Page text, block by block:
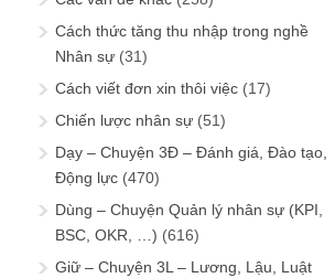
Cách thức tăng thu nhập trong nghề
Nhân sự (31)
Cách viết đơn xin thôi việc (17)
Chiến lược nhân sự (51)
Dạy – Chuyện 3Đ – Đánh giá, Đào tạo,
Động lực (470)
Dùng – Chuyện Quản lý nhân sự (KPI,
BSC, OKR, …) (616)
Giữ – Chuyện 3L – Lương, Lậu, Luật